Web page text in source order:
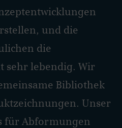
und die
die
sehr lebendig. Wir
Bibliothek
Unser
für Abformungen